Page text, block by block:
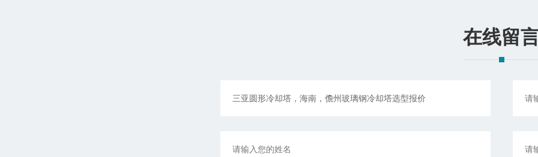
在线留